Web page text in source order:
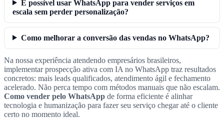
É possível usar WhatsApp para vender serviços em
escala sem perder personalização?
Como melhorar a conversão das vendas no WhatsApp?
Na nossa experiência atendendo empresários brasileiros,
implementar prospecção ativa com IA no WhatsApp traz resultados
concretos: mais leads qualificados, atendimento ágil e fechamento
acelerado. Não perca tempo com métodos manuais que não escalam.
Como vender pelo WhatsApp de forma eficiente é alinhar
tecnologia e humanização para fazer seu serviço chegar até o cliente
certo no momento ideal.